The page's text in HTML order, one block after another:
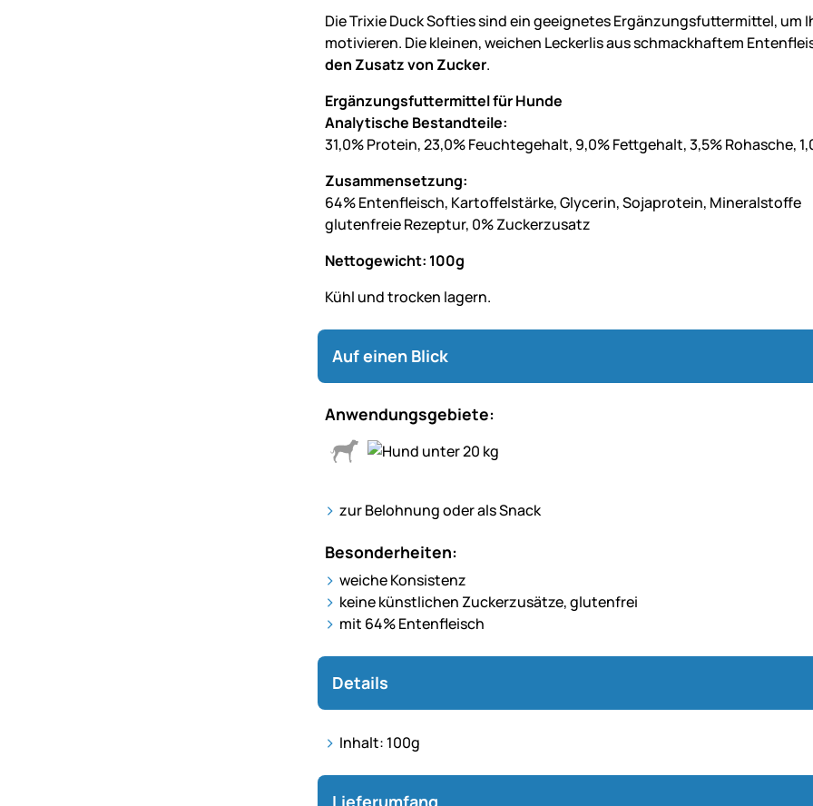
Die Trixie Duck Softies sind ein geeignetes Ergänzungsfuttermittel, um
motivieren. Die kleinen, weichen Leckerlis aus schmackhaftem
den Zusatz von Zucker.
Ergänzungsfuttermittel für Hunde
Analytische Bestandteile:
31,0% Protein, 23,0% Feuchtegehalt, 9,0% Fettgehalt, 3,5% Rohasche,
Zusammensetzung:
64% Entenfleisch, Kartoffelstärke, Glycerin, Sojaprotein, Mineralstoffe
glutenfreie Rezeptur, 0% Zuckerzusatz
Nettogewicht: 100g
Kühl und trocken lagern.
Auf einen Blick
Anwendungsgebiete:
zur Belohnung oder als Snack
Besonderheiten:
weiche Konsistenz
keine künstlichen Zuckerzusätze, glutenfrei
mit 64% Entenfleisch
Details
Inhalt: 100g